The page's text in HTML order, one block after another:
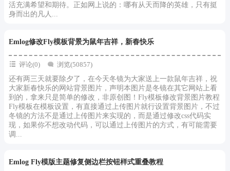
活充满希望和期待。正如网上说的：哪有从天而降的英雄，只有挺
身而出的凡人...
Emlog修改Fly模板背景为鼠年吉祥，新春快乐
评论(0)
浏览(50857)
还有两三天就要除夕了，在今天冬镜为大家送上一款鼠年吉祥，祝
大家新春快乐的网站背景图片，声明本图片是冬镜在其它网站上看
到的，拿来只是简单的修改，非原创图！Fly模板修改背景图片教程
Fly模板在模板设置，有直接通过上传图片就行设置背景图片，不过
冬镜的方法不是通过上传图片来实现的，而是通过修改css代码实
现，如果你不想改动代码，可以通过上传图片的方式，有可能需要
调...
Emlog Fly模版主题修复侧边栏按钮样式重叠教程